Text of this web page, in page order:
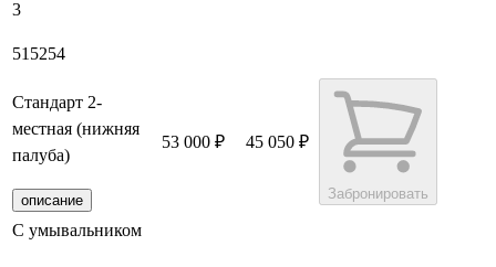
3
51 5254
Стандарт 2-
местная (нижняя
палуба)
описание
53 000 ₽ 45 050 ₽
Забронировать
С умывальником